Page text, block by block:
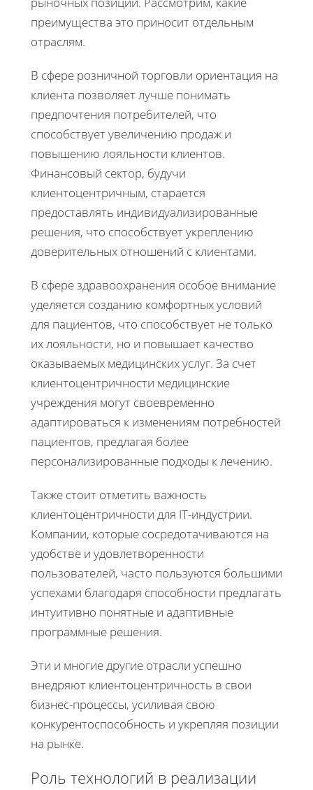
преимущества это приносит отдельным
отраслям.
В сфере розничной торговли ориентация на
клиента позволяет лучше понимать
предпочтения потребителей, что
способствует увеличению продаж и
повышению лояльности клиентов.
Финансовый сектор, будучи
клиентоцентричным, старается
предоставлять индивидуализированные
решения, что способствует укреплению
доверительных отношений с клиентами.
В сфере здравоохранения особое внимание
уделяется созданию комфортных условий
для пациентов, что способствует не только
их лояльности, но и повышает качество
оказываемых медицинских услуг. За счет
клиентоцентричности медицинские
учреждения могут своевременно
адаптироваться к изменениям потребностей
пациентов, предлагая более
персонализированные подходы к лечению.
Также стоит отметить важность
клиентоцентричности для IT-индустрии.
Компании, которые сосредотачиваются на
удобстве и удовлетворенности
пользователей, часто пользуются большими
успехами благодаря способности предлагать
интуитивно понятные и адаптивные
программные решения.
Эти и многие другие отрасли успешно
внедряют клиентоцентричность в свои
бизнес-процессы, усиливая свою
конкурентоспособность и укрепляя позиции
на рынке.
Роль технологий в реализации